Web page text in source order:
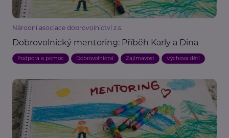
Národní asociace dobrovolnictví z.s.
Dobrovolnický mentoring: Příběh Karly a Dina
Podpora a pomoc Dobrovolnictví Zajímavost Výchova dětí